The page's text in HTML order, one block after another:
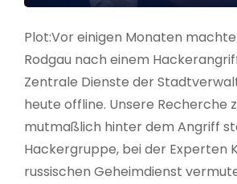
Plot:Vor einigen Monaten
Rodgau nach einem
Zentrale Dienste der
heute offline. Unsere Recherche
mutmaßlich hinter dem Angriff
Hackergruppe, bei der Experten
russischen Geheimdienst